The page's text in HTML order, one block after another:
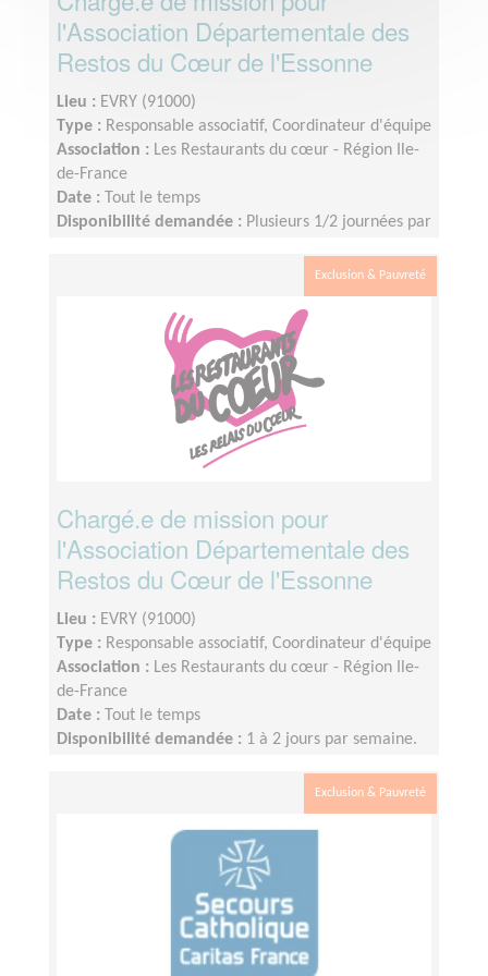
l'Association Départementale des
Restos du Cœur de l'Essonne
Lieu : EVRY (91000)
Type : Responsable associatif, Coordinateur d'équipe
Association : Les Restaurants du cœur - Région Ile-
de-France
Date :
Tout le temps
Disponibilité demandée : Plusieurs 1/2 journées par
l'association départementale du 91 à Evry sont à
prévoir. La mission peut être réalisée en partie en
télébénévolat. Liberté dans l’organisation du temps
consacré à cette mission.
Exclusion & Pauvreté
Chargé.e de mission pour
l'Association Départementale des
Restos du Cœur de l'Essonne
Lieu : EVRY (91000)
Type : Responsable associatif, Coordinateur d'équipe
Association : Les Restaurants du cœur - Région Ile-
de-France
Date :
Tout le temps
Disponibilité demandée : 1 à 2 jours par semaine.
l'association départementale du 91 à Evry sont à
prévoir. La mission peut être réalisée en partie en
télébénévolat. Liberté dans l’organisation du temps
consacré à cette mission.
Exclusion & Pauvreté